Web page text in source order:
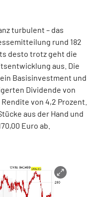
turbulent – das
rund 182
desto trotz geht die
aus. Die
Basisinvestment und
Dividende von
von 4,2 Prozent.
aus der Hand und
Euro ab.